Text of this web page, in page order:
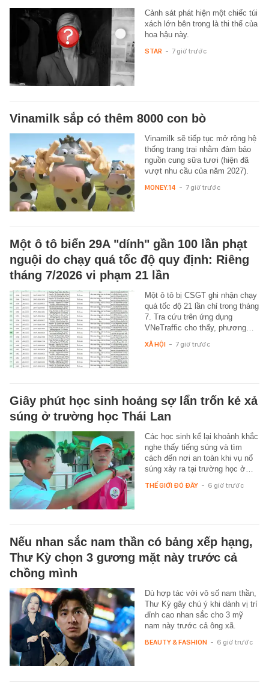
Cảnh sát phát hiện một chiếc túi
xách lớn bên trong là thi thể của
hoa hậu này.
STAR - 7 giờ trước
Vinamilk sắp có thêm 8000 con bò
Vinamilk sẽ tiếp tục mở rộng hệ
thống trang trại nhằm đảm bảo
nguồn cung sữa tươi (hiện đã
vượt nhu cầu của năm 2027).
MONEY.14 - 7 giờ trước
Một ô tô biển 29A "dính" gần 100 lần phạt
nguội do chạy quá tốc độ quy định: Riêng
tháng 7/2026 vi phạm 21 lần
Một ô tô bị CSGT ghi nhận chạy
quá tốc độ 21 lần chỉ trong tháng
7. Tra cứu trên ứng dụng
VNeTraffic cho thấy, phương…
XÃ HỘI - 7 giờ trước
Giây phút học sinh hoảng sợ lẩn trốn kẻ xả
súng ở trường học Thái Lan
Các học sinh kể lại khoảnh khắc
nghe thấy tiếng súng và tìm
cách đến nơi an toàn khi vụ nổ
súng xảy ra tại trường học ở…
THẾ GIỚI ĐÓ ĐÂY - 6 giờ trước
Nếu nhan sắc nam thần có bảng xếp hạng,
Thư Kỳ chọn 3 gương mặt này trước cả
chồng mình
Dù hợp tác với vô số nam thần,
Thư Kỳ gây chú ý khi dành vị trí
đỉnh cao nhan sắc cho 3 mỹ
nam này trước cả ông xã.
BEAUTY & FASHION - 6 giờ trước